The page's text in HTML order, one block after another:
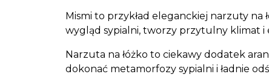
Mismi to przykład eleganckiej narzuty
wygląd sypialni, tworzy przytulny klimat i
Narzuta na łóżko to ciekawy dodatek
dokonać metamorfozy sypialni i ładnie